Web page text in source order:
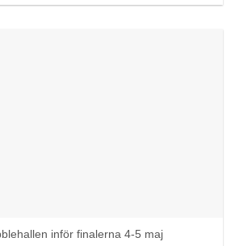
inför finalerna 4-5 maj